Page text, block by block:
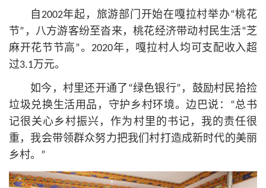
自2002年起，旅游部门开始在嘎拉村举办“桃花
节”，八方游客纷至沓来，桃花经济带动村民生活“芝
麻开花节节高”。2020年，嘎拉村人均可支配收入超
过3.1万元。
如今，村里还开通了“绿色银行”，鼓励村民拾捡
垃圾兑换生活用品，守护乡村环境。边巴说：“总书
记很关心乡村振兴，作为村里的书记 ，我的责任很
重，我会带领群众努力把我们村打造成新时代的美丽
乡村。”